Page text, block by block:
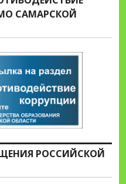
САМАРСКОЙ
РОССИЙСКОЙ